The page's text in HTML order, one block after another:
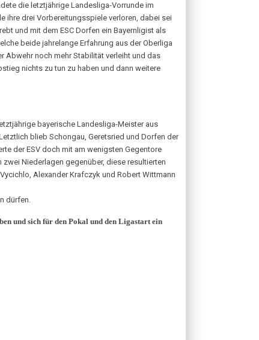
die letztjährige Landesliga-Vorrunde im
ihre drei Vorbereitungsspiele verloren, dabei sei
und mit dem ESC Dorfen ein Bayernligist als
beide jahrelange Erfahrung aus der Oberliga
Abwehr noch mehr Stabilität verleiht und das
nichts zu tun zu haben und dann weitere
bayerische Landesliga-Meister aus
blieb Schongau, Geretsried und Dorfen der
der ESV doch mit am wenigsten Gegentore
Niederlagen gegenüber, diese resultierten
Alexander Krafczyk und Robert Wittmann
dürfen.
und sich für den Pokal und den Ligastart ein